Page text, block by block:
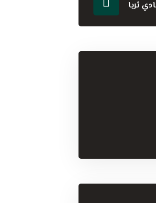
ثريا